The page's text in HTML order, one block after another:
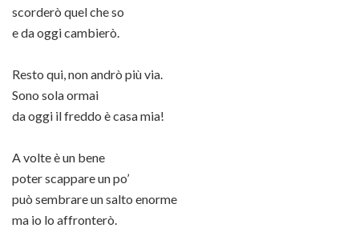
scorderò quel che so
e da oggi cambierò.
Resto qui, non andrò più via.
Sono sola ormai
da oggi il freddo è casa mia!
A volte è un bene
poter scappare un po’
può sembrare un salto enorme
ma io lo affronterò.